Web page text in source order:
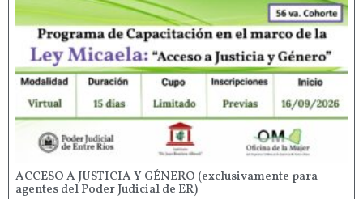
ACCESO A JUSTICIA Y GÉNERO (exclusivamente para
agentes del Poder Judicial de ER)